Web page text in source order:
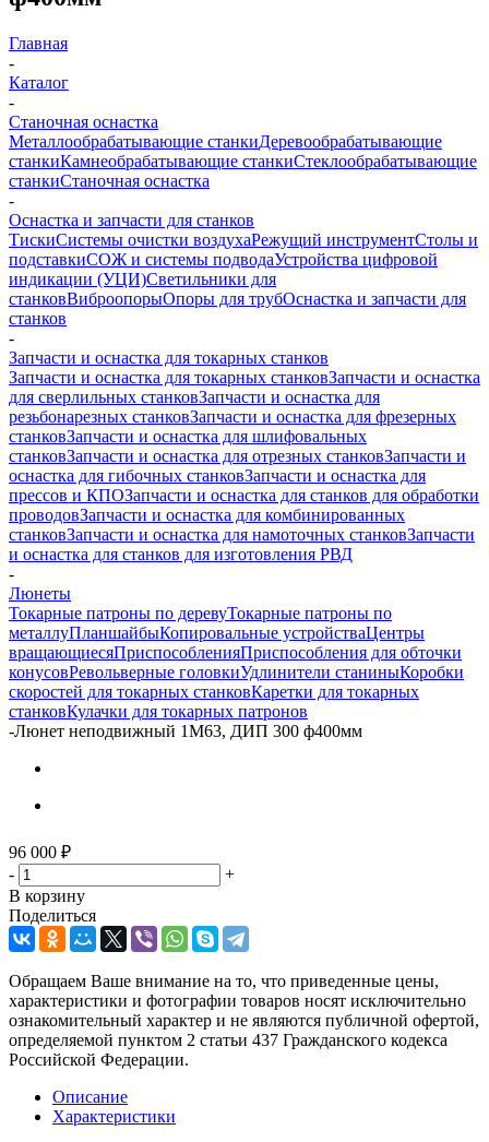
Главная
-
Каталог
-
Станочная оснастка
Металлообрабатывающие станкиДеревообрабатывающие
станкиКамнеобрабатывающие станкиСтеклообрабатывающие
станкиСтаночная оснастка
-
Оснастка и запчасти для станков
ТискиСистемы очистки воздухаРежущий инструментСтолы и
подставкиСОЖ и системы подводаУстройства цифровой
индикации (УЦИ)Светильники для
станковВиброопорыОпоры для трубОснастка и запчасти для
станков
-
Запчасти и оснастка для токарных станков
Запчасти и оснастка для токарных станковЗапчасти и оснастка
для сверлильных станковЗапчасти и оснастка для
резьбонарезных станковЗапчасти и оснастка для фрезерных
станковЗапчасти и оснастка для шлифовальных
станковЗапчасти и оснастка для отрезных станковЗапчасти и
оснастка для гибочных станковЗапчасти и оснастка для
прессов и КПОЗапчасти и оснастка для станков для обработки
проводовЗапчасти и оснастка для комбинированных
станковЗапчасти и оснастка для намоточных станковЗапчасти
и оснастка для станков для изготовления РВД
-
Люнеты
Токарные патроны по деревуТокарные патроны по
металлуПланшайбыКопировальные устройстваЦентры
вращающиесяПриспособленияПриспособления для обточки
конусовРевольверные головкиУдлинители станиныКоробки
скоростей для токарных станковКаретки для токарных
станковКулачки для токарных патронов
-Люнет неподвижный 1М63, ДИП 300 ф400мм
96 000 ₽
-
+
В корзину
Поделиться
Обращаем Ваше внимание на то, что приведенные цены,
характеристики и фотографии товаров носят исключительно
ознакомительный характер и не являются публичной офертой,
определяемой пунктом 2 статьи 437 Гражданского кодекса
Российской Федерации.
Описание
Характеристики